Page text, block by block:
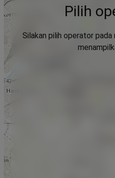
Pilih
Silakan pilih operator